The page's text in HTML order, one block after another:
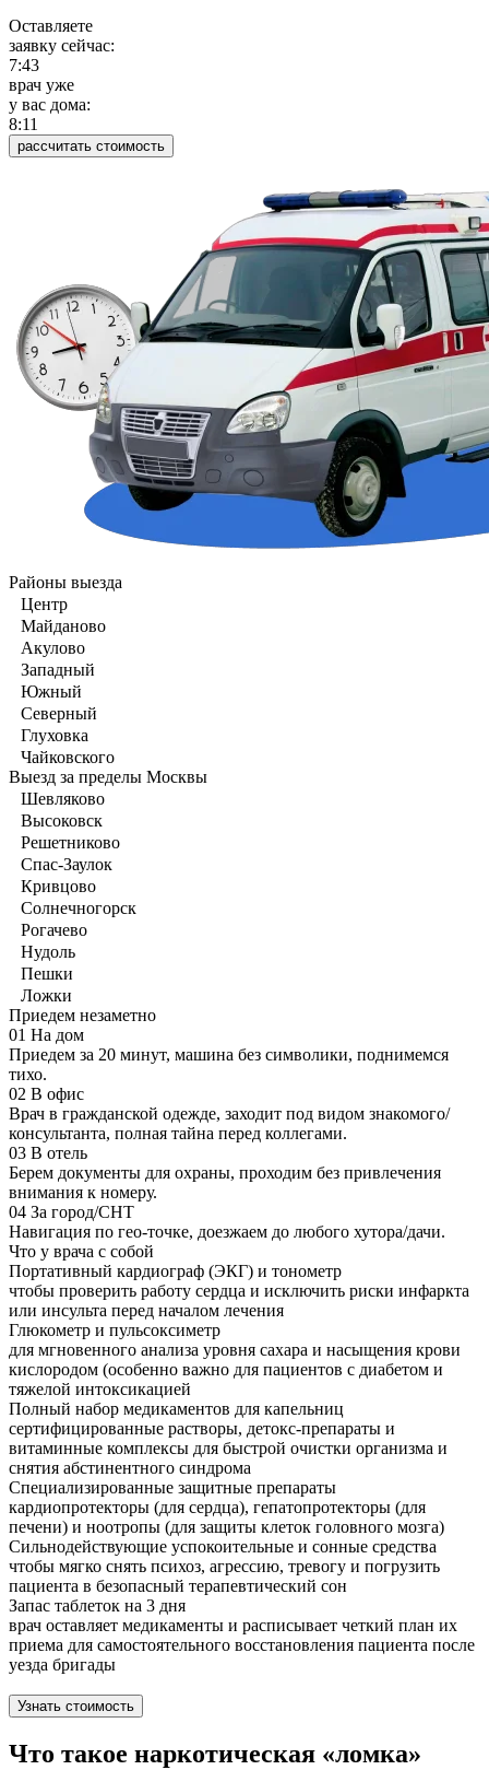
Оставляете
заявку сейчас:
7:43
врач уже
у вас дома:
8:11
рассчитать стоимость
Районы выезда
Центр
Майданово
Акулово
Западный
Южный
Северный
Глуховка
Чайковского
Выезд за пределы Москвы
Шевляково
Высоковск
Решетниково
Спас-Заулок
Кривцово
Солнечногорск
Рогачево
Нудоль
Пешки
Ложки
Приедем незаметно
01 На дом
Приедем за 20 минут, машина без символики, поднимемся
тихо.
02 В офис
Врач в гражданской одежде, заходит под видом знакомого/
консультанта, полная тайна перед коллегами.
03 В отель
Берем документы для охраны, проходим без привлечения
внимания к номеру.
04 За город/СНТ
Навигация по гео-точке, доезжаем до любого хутора/дачи.
Что у врача с собой
Портативный кардиограф (ЭКГ) и тонометр
чтобы проверить работу сердца и исключить риски инфаркта
или инсульта перед началом лечения
Глюкометр и пульсоксиметр
для мгновенного анализа уровня сахара и насыщения крови
кислородом (особенно важно для пациентов с диабетом и
тяжелой интоксикацией
Полный набор медикаментов для капельниц
сертифицированные растворы, детокс-препараты и
витаминные комплексы для быстрой очистки организма и
снятия абстинентного синдрома
Специализированные защитные препараты
кардиопротекторы (для сердца), гепатопротекторы (для
печени) и ноотропы (для защиты клеток головного мозга)
Сильнодействующие успокоительные и сонные средства
чтобы мягко снять психоз, агрессию, тревогу и погрузить
пациента в безопасный терапевтический сон
Запас таблеток на 3 дня
врач оставляет медикаменты и расписывает четкий план их
приема для самостоятельного восстановления пациента после
уезда бригады
Узнать стоимость
Что такое наркотическая «ломка»